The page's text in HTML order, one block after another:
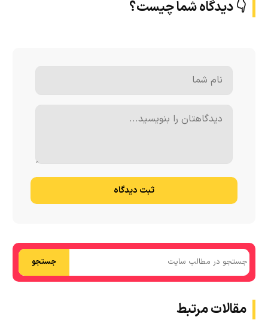
👇 دیدگاه شما چیست؟
ثبت دیدگاه
جستجو
مقالات مرتبط